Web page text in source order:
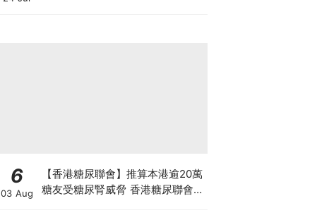
6
03 Aug
【香港糖尿聯會】推算本港逾20萬
糖友受糖尿腎威脅 香港糖尿聯會